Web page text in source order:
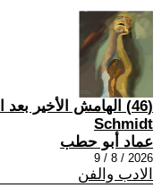
Schmidt
عماد أبو حطب
2026 / 8 / 9
الادب والفن